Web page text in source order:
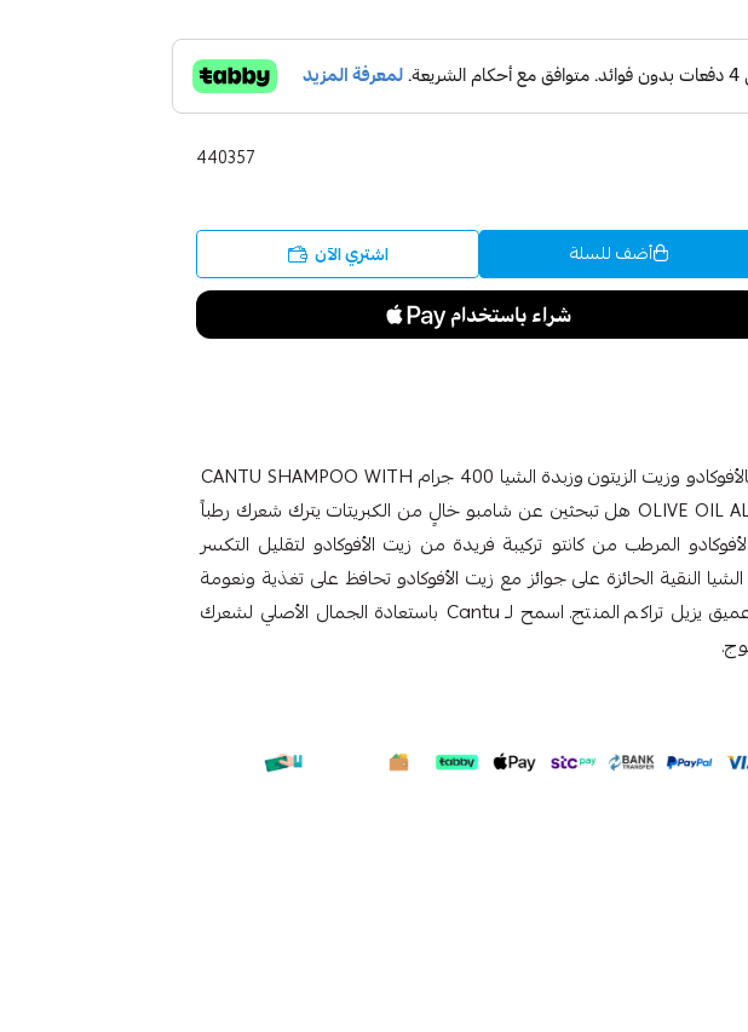
440357
أضف للسلة اشتري الآن
كانتو شامبو مرطب للشعر بالأفوكادو وزيت الزيتون وزبدة الشيا 400 جرام CANTU SHAMPOO WITH
OLIVE OIL ALOE AND SHEA BUTTER هل تبحثين عن شامبو خالٍ من الكبريتات يترك شعرك رطباً
المرطب من كانتو تركيبة فريدة من زيت الأفوكادو لتقليل التكسر
النقية الحائزة على جوائز مع زيت الأفوكادو تحافظ على تغذية ونعومة
خيوطك مع توفير تنظيف عميق يزيل تراكم المنتج. اسمح لـ Cantu باستعادة الجمال الأصلي لشعرك